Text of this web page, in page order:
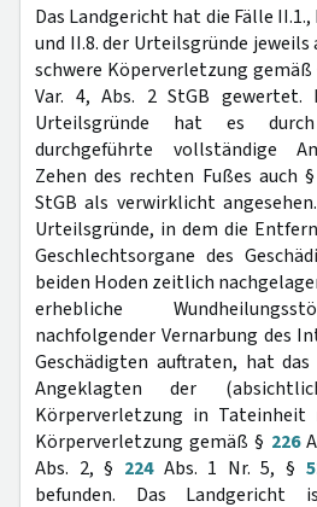
Das Landgericht hat die Fälle II.1.,
und II.8. der Urteilsgründe
schwere Köperverletzung gemäß
Var. 4, Abs. 2 StGB
Urteilsgründe hat es
durchgeführte vollständige
Zehen des rechten Fußes auch §
StGB als verwirklicht
Urteilsgründe, in dem die
Geschlechtsorgane des
beiden Hoden zeitlich
erhebliche
nachfolgender Vernarbung des
Geschädigten auftraten, hat
Angeklagten der
Körperverletzung in
Körperverletzung gemäß § 226
Abs. 2, § 224Abs. 1 Nr. 5, §
befunden. Das Landgericht